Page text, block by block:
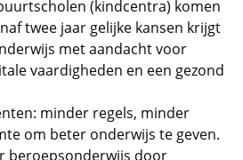
(kindcentra) komen
twee jaar gelijke kansen krijgt
met aandacht voor
vaardigheden en een gezond
minder regels, minder
om beter onderwijs te geven.
beroepsonderwijs door